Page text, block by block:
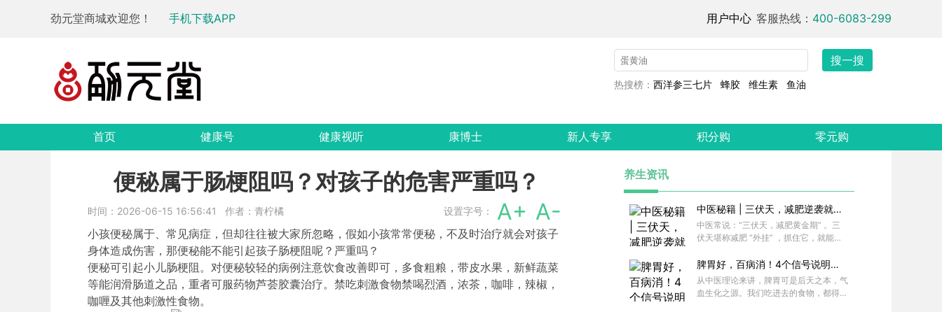
劲元堂商城欢迎您！ 手机下载APP 用户中心 客服热线： 400-6083-299
搜一搜
热搜榜： 西洋参三七片 蜂胶 维生素 鱼油
首页 健康号 健康视听 康博士 新人专享 积分购 零元购
便秘属于肠梗阻吗？对孩子的危害严重吗？
时间：2026-06-15 16:56:41 作者：青柠橘 设置字号： A+ A-
小孩便秘属于、常见病症，但却往往被大家所忽略，假如小孩常常便秘，不及时治疗就会对孩子
身体造成伤害，那便秘能不能引起孩子肠梗阻呢？严重吗？
便秘可引起小儿肠梗阻。对便秘较轻的病例注意饮食改善即可，多食粗粮，带皮水果，新鲜蔬菜
等能润滑肠道之品，重者可服药物芦荟胶囊治疗。禁吃刺激食物禁喝烈酒，浓茶，咖啡，辣椒，
咖喱及其他刺激性食物。
养生资讯
中医秘籍 | 三伏天，减肥逆袭就靠
它
中医常说：“三伏天，减肥黄金期” 。三
伏天堪称减肥 “外挂” ，抓住它，就能悄
脾胃好，百病消！4个信号说明你
的脾胃该养了
从中医理论来讲，脾胃可是后天之本，气
血生化之源。我们吃进去的食物，都得靠